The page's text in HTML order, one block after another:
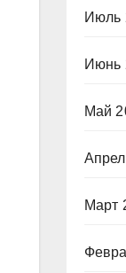
Июль
Июнь
Май
Март